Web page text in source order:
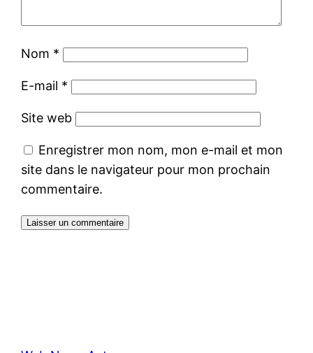
Nom *
E-mail *
Site web
Enregistrer mon nom, mon e-mail et mon
site dans le navigateur pour mon prochain
commentaire.